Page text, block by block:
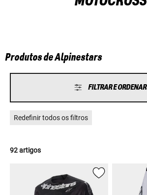
Produtos de Alpinestars
FILTRAR E ORDENAR
Redefinir todos os filtros
92 artigos